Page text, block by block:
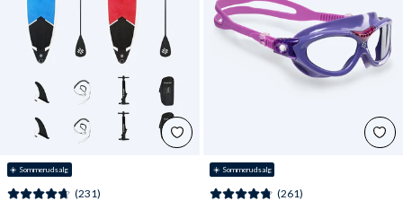
☀️ Sommerudsalg
(231)
☀️ Sommerudsalg
(261)